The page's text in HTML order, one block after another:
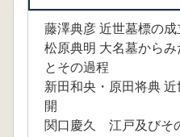
藤澤典彦 近世墓標の
松原典明 大名墓から
とその過程
新田和央・原田将典
開
関口慶久 江戸及びそ